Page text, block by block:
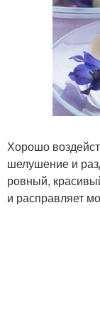
Хорошо
шелушение и
ровный,
и расправляет